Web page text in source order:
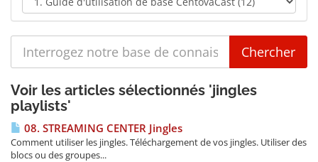
Voir les articles sélectionnés 'jingles
playlists'
08. STREAMING CENTER Jingles
Comment utiliser les jingles. Téléchargement de vos jingles. Utiliser des
blocs ou des groupes...